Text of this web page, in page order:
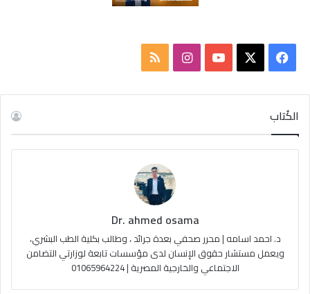
س
ب
u
e
ت
ا
م
ص
ا
ل
م
و
ق
الكُتاب
Dr. ahmed osama
د. احمد اسامه | محرر صحفي بعدة جرائد ، وطالب بكلية الطب البشري،
ويعمل مستشار حقوق الإنسان لدى مؤسسات تابعة لوزارتي التضامن
الاجتماعي والخارجية المصرية | 01065964224